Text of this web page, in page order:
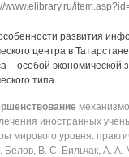
www.elibrary.ru/
развития
центра в
‒ особой экономической
типа.
иностранных
мирового уровня:
Белов, В. С. Бильчак, А. А.